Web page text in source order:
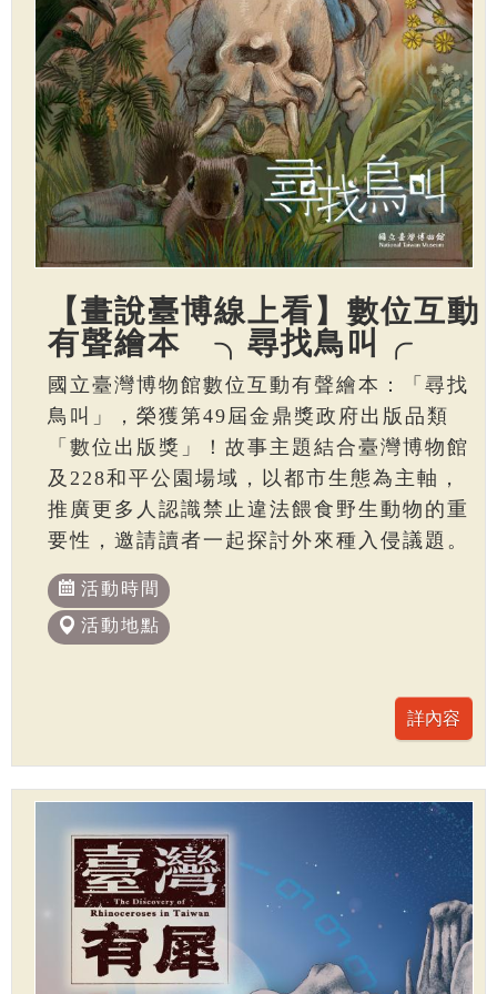
【畫說臺博線上看】數位互動
有聲繪本 ╮尋找鳥叫╭
國立臺灣博物館數位互動有聲繪本：「尋找
鳥叫」，榮獲第49屆金鼎獎政府出版品類
「數位出版獎」！故事主題結合臺灣博物館
及228和平公園場域，以都市生態為主軸，
推廣更多人認識禁止違法餵食野生動物的重
要性，邀請讀者一起探討外來種入侵議題。
活動時間
活動地點